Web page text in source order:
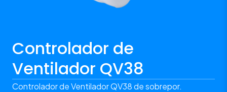
Controlador de
Ventilador QV38
Controlador de Ventilador QV38 de sobrepor.